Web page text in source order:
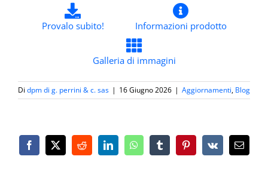
Provalo subito! Informazioni prodotto
Galleria di immagini
Di dpm di g. perrini & c. sas | 16 Giugno 2026 | Aggiornamenti, Blog
Facebook
X RedditLinkedInWhatsAppTumblrPinterest
Vk Email